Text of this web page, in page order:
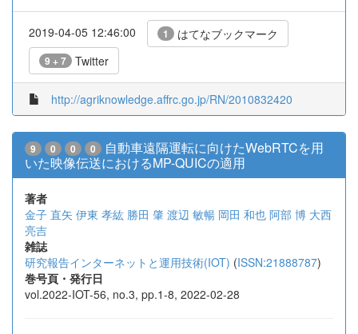
2019-04-05 12:46:00 1 はてなブックマーク
9 + 7 Twitter
http://agriknowledge.affrc.go.jp/RN/2010832420
9 0 0 0
自動車遠隔運転に向けたWebRTCを用
いた映像伝送におけるMP-QUICの適用
著者
金子 直矢 伊東 孝紘 勝田 肇 渡辺 敏暢 岡田 和也 阿部 博 大西
亮吉
雑誌
研究報告インターネットと運用技術(IOT) (ISSN:21888787)
巻号頁・発行日
vol.2022-IOT-56, no.3, pp.1-8, 2022-02-28